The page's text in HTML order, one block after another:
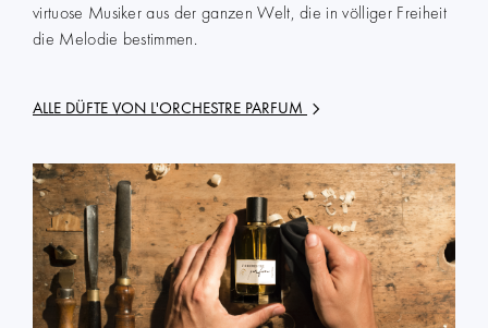
virtuose Musiker aus der ganzen Welt, die in völliger Freiheit
die Melodie bestimmen.
ALLE DÜFTE VON L'ORCHESTRE PARFUM